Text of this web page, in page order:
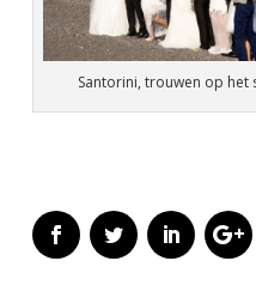
Santorini, trouwen op het